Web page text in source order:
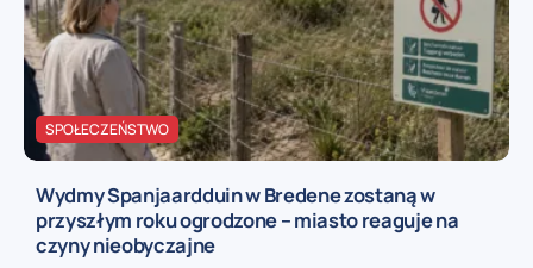
SPOŁECZEŃSTWO
Wydmy Spanjaardduin w Bredene zostaną w
przyszłym roku ogrodzone – miasto reaguje na
czyny nieobyczajne